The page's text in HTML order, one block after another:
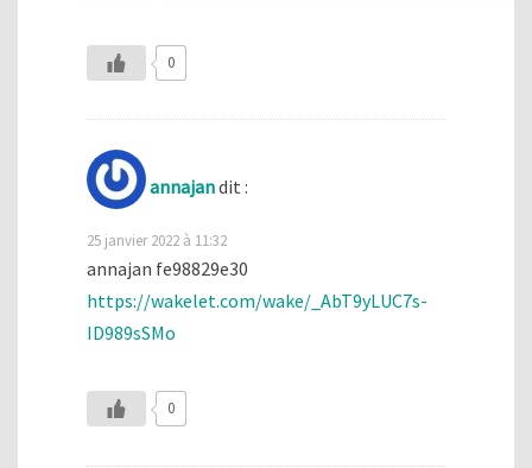
0
annajandit :
25 janvier 2022 à 11:32
annajan fe98829e30
https://wakelet.com/wake/_AbT9yLUC7s-
ID989sSMo
0